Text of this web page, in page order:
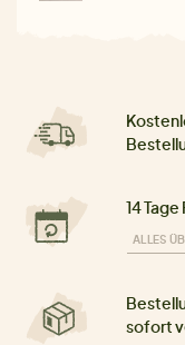
14
ALLES
sofort